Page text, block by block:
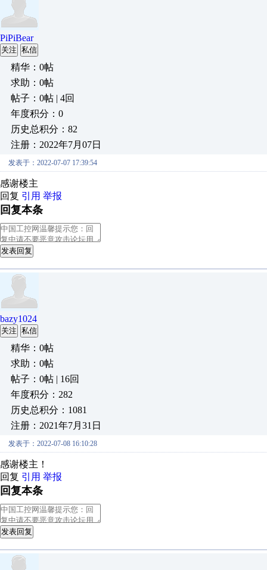
PiPiBear
关注 私信
精华：0帖
求助：0帖
帖子：0帖 | 4回
年度积分：0
历史总积分：82
注册：2022年7月07日
发表于：2022-07-07 17:39:54
感谢楼主
回复 引用 举报
回复本条
发表回复
bazy1024
关注 私信
精华：0帖
求助：0帖
帖子：0帖 | 16回
年度积分：282
历史总积分：1081
注册：2021年7月31日
发表于：2022-07-08 16:10:28
感谢楼主！
回复 引用 举报
回复本条
发表回复